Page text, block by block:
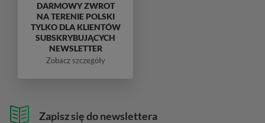
Zapisz się do newslettera
DARMOWY ZWROT
NA TERENIE POLSKI
TYLKO DLA KLIENTÓW
SUBSKRYBUJĄCYCH
NEWSLETTER
Zobacz szczegóły